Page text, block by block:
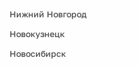
Нижний Новгород
Новокузнецк
Новосибирск